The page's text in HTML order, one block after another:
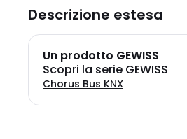
Descrizione estesa
Un prodotto GEWISS
Scopri la serie GEWISS
Chorus Bus KNX